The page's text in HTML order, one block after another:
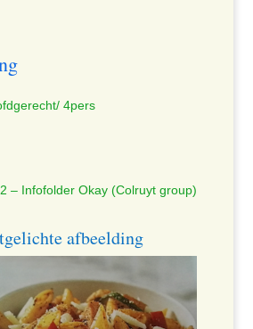
4pers
– Infofolder Okay (Colruyt group)
afbeelding